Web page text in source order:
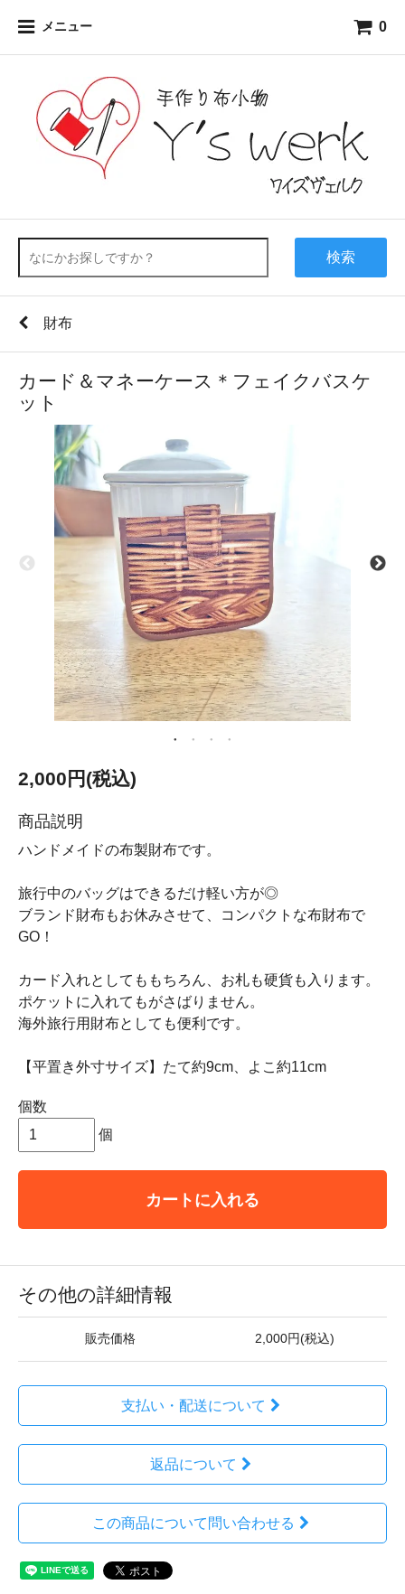
メニュー 0
検索
財布
カード＆マネーケース＊フェイクバスケ
ット
2,000円(税込)
商品説明
ハンドメイドの布製財布です。
旅行中のバッグはできるだけ軽い方が◎
ブランド財布もお休みさせて、コンパクトな布財布で
GO！
カード入れとしてももちろん、お札も硬貨も入ります。
ポケットに入れてもがさばりません。
海外旅行用財布としても便利です。
【平置き外寸サイズ】たて約9cm、よこ約11cm
個数
個
カートに入れる
その他の詳細情報
販売価格 2,000円(税込)
支払い・配送について
返品について
この商品について問い合わせる